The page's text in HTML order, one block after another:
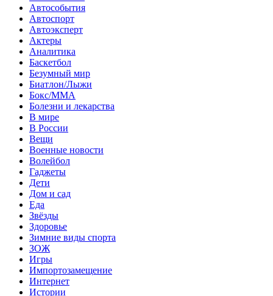
Автособытия
Автоспорт
Автоэксперт
Актеры
Аналитика
Баскетбол
Безумный мир
Биатлон/Лыжи
Бокс/MMA
Болезни и лекарства
В мире
В России
Вещи
Военные новости
Волейбол
Гаджеты
Дети
Дом и сад
Еда
Звёзды
Здоровье
Зимние виды спорта
ЗОЖ
Игры
Импортозамещение
Интернет
Истории